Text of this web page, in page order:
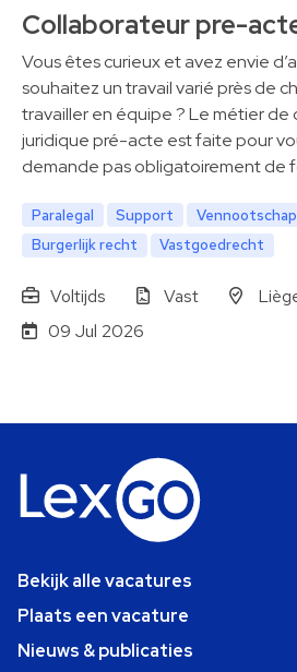
Collaborateur pre-
Vous êtes curieux et avez envie
souhaitez un travail varié près de
travailler en équipe ? Le métier de
juridique pré-acte est faite pour
demande pas obligatoirement de
Paralegal Support
Burgerlijk recht
Vastgoedrecht
Voltijds Vast
09 Jul 2026
Bekijk alle vacatures
Plaats een vacature
Nieuws & publicaties